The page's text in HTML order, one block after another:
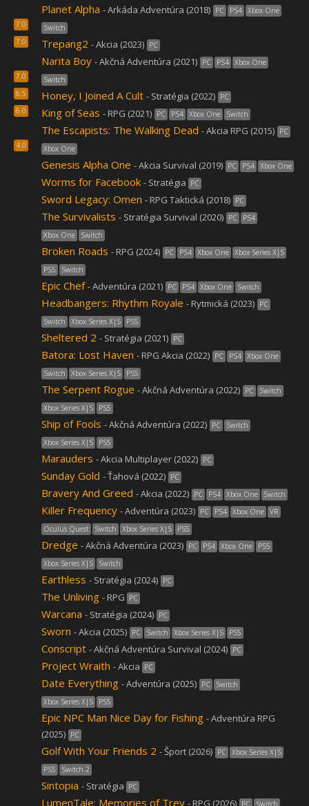
Planet Alpha - Arkáda Adventúra (2018) PC PS4 Xbox One
Switch
7.0
Trepang2 - Akcia (2023) PC
7.0
Narita Boy - Akčná Adventúra (2021) PC PS4 Xbox One
Switch
7.0
Honey, I Joined A Cult - Stratégia (2022) PC
6.5
King of Seas - RPG (2021) PC PS4 Xbox One Switch
6.0
The Escapists: The Walking Dead - Akcia RPG (2015) PC
Xbox One
4.0
Genesis Alpha One - Akcia Survival (2019) PC PS4 Xbox One
Worms for Facebook - Stratégia PC
Sword Legacy: Omen - RPG Taktická (2018) PC
The Survivalists - Stratégia Survival (2020) PC
PS4
Xbox One
Switch
Broken Roads - RPG (2024) PC PS4 Xbox One Xbox Series X|S
PS5
Switch
Epic Chef - Adventúra (2021) PC PS4 Xbox One Switch
Headbangers: Rhythm Royale - Rytmická (2023) PC
Switch
Xbox Series X|S PS5
Sheltered 2 - Stratégia (2021) PC
Batora: Lost Haven - RPG Akcia (2022) PC PS4 Xbox One
Switch
Xbox Series X|S PS5
The Serpent Rogue - Akčná Adventúra (2022) PC
Switch
Xbox Series X|S
PS5
Ship of Fools - Akčná Adventúra (2022) PC
Switch
Xbox Series X|S
PS5
Marauders - Akcia Multiplayer (2022) PC
Sunday Gold - Ťahová (2022) PC
Bravery And Greed - Akcia (2022) PC PS4 Xbox One Switch
Killer Frequency - Adventúra (2023) PC PS4 Xbox One VR
Oculus Quest
Switch Xbox Series X|S PS5
Dredge - Akčná Adventúra (2023) PC PS4 Xbox One
PS5
Xbox Series X|S
Switch
Earthless - Stratégia (2024) PC
The Unliving - RPG PC
Warcana - Stratégia (2024) PC
Sworn - Akcia (2025) PC Switch Xbox Series X|S PS5
Conscript - Akčná Adventúra Survival (2024) PC
Project Wraith - Akcia PC
Date Everything - Adventúra (2025) PC
Switch
Xbox Series X|S
PS5
Epic NPC Man Nice Day for Fishing - Adventúra RPG
(2025) PC
Golf With Your Friends 2 - Šport (2026) PC
Xbox Series X|S
PS5
Switch 2
Sintopia - Stratégia PC
LumenTale: Memories of Trey - RPG (2026) PC Switch